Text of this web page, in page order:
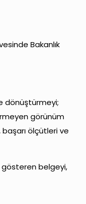
Bakanlık
dönüştürmeyi;
görünüm
ölçütleri ve
gösteren belgeyi,